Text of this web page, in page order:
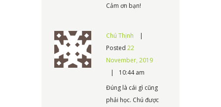
Cảm ơn bạn!
Chú Thịnh
Posted 22
November, 2019
10:44 am
Đúng là cái gì cũng
phải học. Chú được